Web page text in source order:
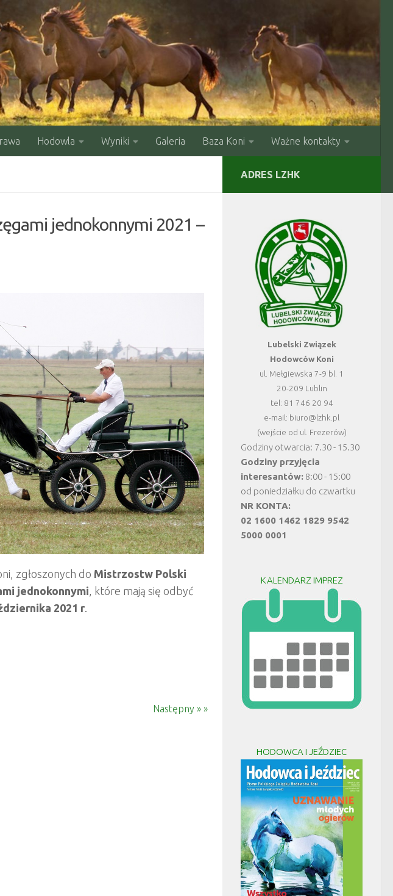
Hodowla Wyniki Galeria Baza Koni Ważne kontakty
jednokonnymi 2021 –
zgłoszonych do Mistrzostw Polski
jednokonnymi, które mają się odbyć
2021 r.
ADRES LZHK
Lubelski Związek
Hodowców Koni
ul. Mełgiewska 7-9 bl. 1
20-209 Lublin
tel: 81 746 20 94
e-mail: biuro@lzhk.pl
(wejście od ul. Frezerów)
Godziny otwarcia: 7.30 - 15.30
Godziny przyjęcia
interesantów: 8:00 - 15:00
od poniedziałku do czwartku
NR KONTA:
02 1600 1462 1829 9542
5000 0001
KALENDARZ IMPREZ
HODOWCA I JEŹDZIEC
Następny » »